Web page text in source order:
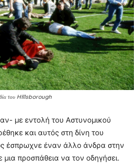
του Hillsborough
με εντολή του Αστυνομικού
και αυτός στη δίνη του
έσπρωχνε έναν άλλο άνδρα στην
προσπάθεια να τον οδηγήσει.